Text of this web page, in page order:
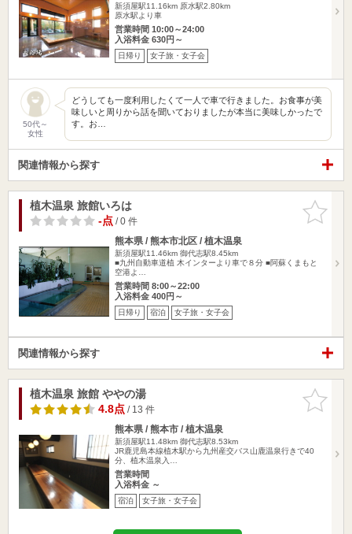
新須屋駅11.16km 原水駅2.80km
原水駅より車
営業時間 10:00～24:00
入浴料金 630円～
日帰り 女子旅・女子会
50代～
女性
どうしても一度利用したくて一人で車で行きました。お食事が美
味しいと周りから話を聞いておりましたが本当に美味しかったで
す。お…
関連情報から探す
お気に入
りに追加
植木温泉 旅館いろは
-点/ 0 件
熊本県 / 熊本市北区 / 植木温泉
新須屋駅11.46km 御代志駅8.45km
■九州自動車道植 木インターより車で８分 ■阿蘇くまもと
空港よ…
営業時間 8:00～22:00
入浴料金 400円～
日帰り 宿泊 女子旅・女子会
関連情報から探す
お気に入
りに追加
植木温泉 旅館 ややの湯
4.8点/ 13 件
熊本県 / 熊本市 / 植木温泉
新須屋駅11.48km 御代志駅8.53km
JR鹿児島本線植木駅から九州産交バス山鹿温泉行きで40
分、植木温泉入…
営業時間
入浴料金 ～
宿泊 女子旅・女子会